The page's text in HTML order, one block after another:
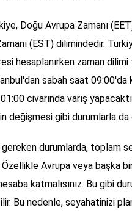
Doğu Avrupa Zamanı
(EST) dilimindedir.
hesaplanırken zaman dilimi
sabah saat 09:00'da
civarında varış
değişmesi gibi durumlarla
durumlarda, toplam
Avrupa veya başka
katmalısınız. Bu gibi
Bu nedenle, seyahatinizi